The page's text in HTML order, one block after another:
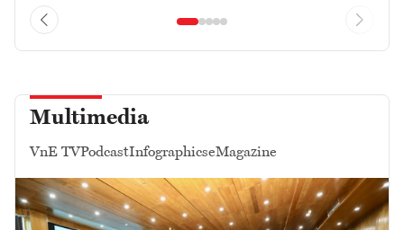
Multimedia
VnE TVPodcastInfographicseMagazine